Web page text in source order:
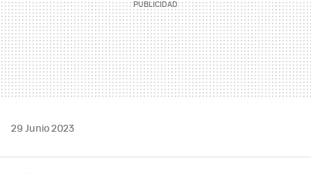
29 Junio 2023